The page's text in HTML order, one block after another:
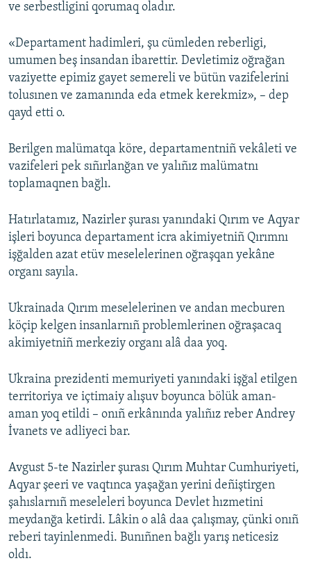
ve serbestligini qorumaq oladır.
«Departament hadimleri, şu cümleden reberligi,
umumen beş insandan ibarettir. Devletimiz oğrağan
vaziyette epimiz gayet semereli ve bütün vazifelerini
tolusınen ve zamanında eda etmek kerekmiz», – dep
qayd etti o.
Berilgen malümatqa köre, departamentniñ vekâleti ve
vazifeleri pek sıñırlanğan ve yalıñız malümatnı
toplamaqnen bağlı.
Hatırlatamız, Nazirler şurası yanındaki Qırım ve Aqyar
işleri boyunca departament icra akimiyetniñ Qırımnı
işğalden azat etüv meselelerinen oğraşqan yekâne
organı sayıla.
Ukrainada Qırım meselelerinen ve andan mecburen
köçip kelgen insanlarnıñ problemlerinen oğraşacaq
akimiyetniñ merkeziy organı alâ daa yoq.
Ukraina prezidenti memuriyeti yanındaki işğal etilgen
territoriya ve içtimaiy alışuv boyunca bölük aman-
aman yoq etildi – onıñ erkânında yalıñız reber Andrey
İvanets ve adliyeci bar.
Avgust 5-te Nazirler şurası Qırım Muhtar Cumhuriyeti,
Aqyar şeeri ve vaqtınca yaşağan yerini deñiştirgen
şahıslarnıñ meseleleri boyunca Devlet hızmetini
meydanğa ketirdi. Lâkin o alâ daa çalışmay, çünki onıñ
reberi tayinlenmedi. Bunıñnen bağlı yarış neticesiz
oldı.